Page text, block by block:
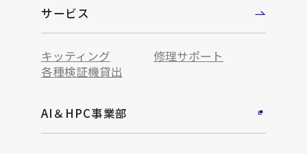
サービス
キッティング
修理サポート
各種検証機貸出
AI＆HPC事業部